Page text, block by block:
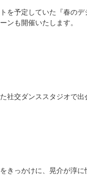
を予定していた『春の
ンも開催いたします。
社交ダンススタジオで
きっかけに、晃介が淳に